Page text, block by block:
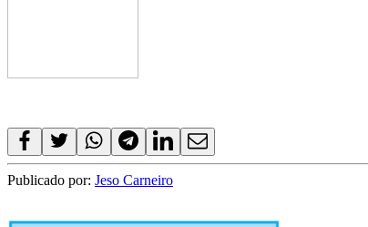
Publicado por: Jeso Carneiro